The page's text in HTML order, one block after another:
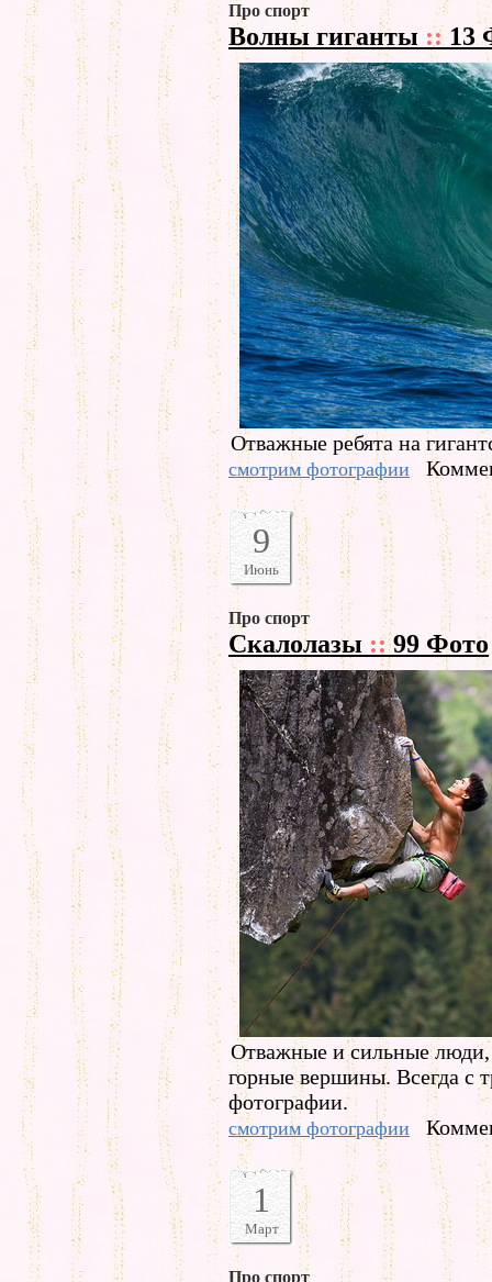
Про спорт
Волны гиганты ::13
Отважные ребята на
смотрим фотографии
9
Июнь
Про спорт
Скалолазы ::99 Фото
Отважные и сильные
горные вершины. Всегда с
фотографии.
смотрим фотографии
1
Март
Про спорт